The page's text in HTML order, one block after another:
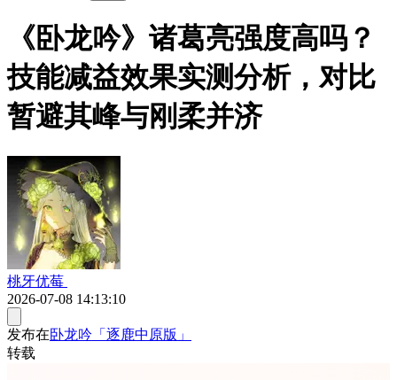
《卧龙吟》诸葛亮强度高吗？
技能减益效果实测分析，对比
暂避其峰与刚柔并济
桃牙优莓
2026-07-08 14:13:10
发布在卧龙吟「逐鹿中原版」
转载